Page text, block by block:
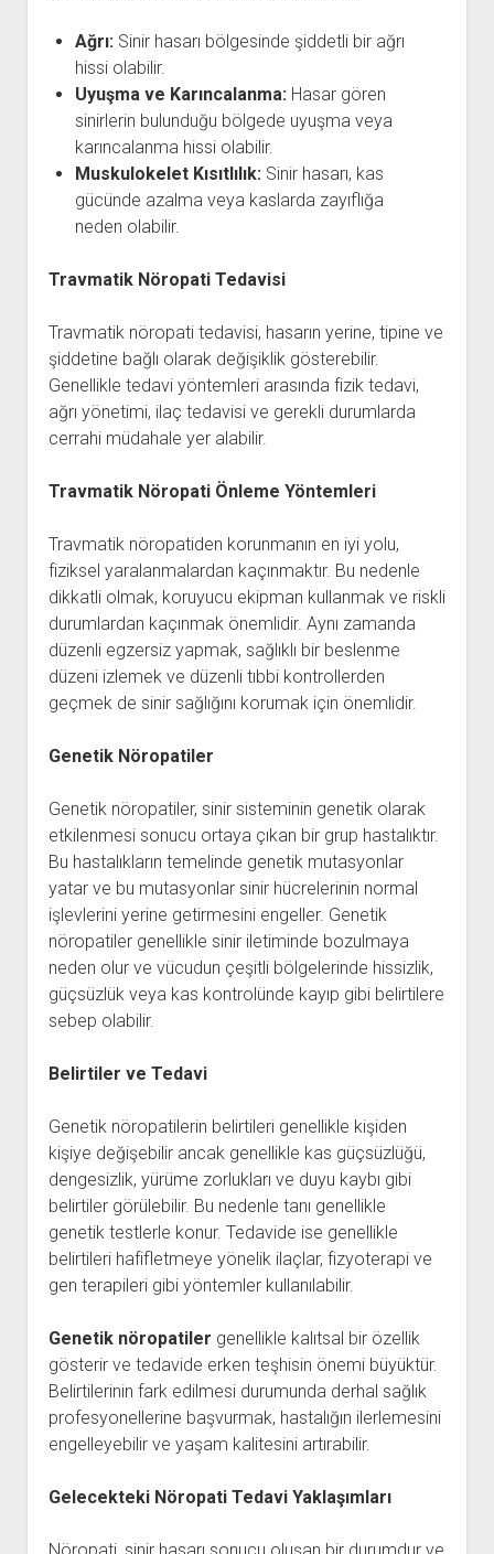
Ağrı: Sinir hasarı bölgesinde şiddetli bir ağrı
hissi olabilir.
Uyuşma ve Karıncalanma: Hasar gören
sinirlerin bulunduğu bölgede uyuşma veya
karıncalanma hissi olabilir.
Muskulokelet Kısıtlılık: Sinir hasarı, kas
gücünde azalma veya kaslarda zayıflığa
neden olabilir.
Travmatik Nöropati Tedavisi
Travmatik nöropati tedavisi, hasarın yerine, tipine ve
şiddetine bağlı olarak değişiklik gösterebilir.
Genellikle tedavi yöntemleri arasında fizik tedavi,
ağrı yönetimi, ilaç tedavisi ve gerekli durumlarda
cerrahi müdahale yer alabilir.
Travmatik Nöropati Önleme Yöntemleri
Travmatik nöropatiden korunmanın en iyi yolu,
fiziksel yaralanmalardan kaçınmaktır. Bu nedenle
dikkatli olmak, koruyucu ekipman kullanmak ve riskli
durumlardan kaçınmak önemlidir. Aynı zamanda
düzenli egzersiz yapmak, sağlıklı bir beslenme
düzeni izlemek ve düzenli tıbbi kontrollerden
geçmek de sinir sağlığını korumak için önemlidir.
Genetik Nöropatiler
Genetik nöropatiler, sinir sisteminin genetik olarak
etkilenmesi sonucu ortaya çıkan bir grup hastalıktır.
Bu hastalıkların temelinde genetik mutasyonlar
yatar ve bu mutasyonlar sinir hücrelerinin normal
işlevlerini yerine getirmesini engeller. Genetik
nöropatiler genellikle sinir iletiminde bozulmaya
neden olur ve vücudun çeşitli bölgelerinde hissizlik,
güçsüzlük veya kas kontrolünde kayıp gibi belirtilere
sebep olabilir.
Belirtiler ve Tedavi
Genetik nöropatilerin belirtileri genellikle kişiden
kişiye değişebilir ancak genellikle kas güçsüzlüğü,
dengesizlik, yürüme zorlukları ve duyu kaybı gibi
belirtiler görülebilir. Bu nedenle tanı genellikle
genetik testlerle konur. Tedavide ise genellikle
belirtileri hafifletmeye yönelik ilaçlar, fizyoterapi ve
gen terapileri gibi yöntemler kullanılabilir.
Genetik nöropatiler genellikle kalıtsal bir özellik
gösterir ve tedavide erken teşhisin önemi büyüktür.
Belirtilerinin fark edilmesi durumunda derhal sağlık
profesyonellerine başvurmak, hastalığın ilerlemesini
engelleyebilir ve yaşam kalitesini artırabilir.
Gelecekteki Nöropati Tedavi Yaklaşımları
Nöropati, sinir hasarı sonucu oluşan bir durumdur ve